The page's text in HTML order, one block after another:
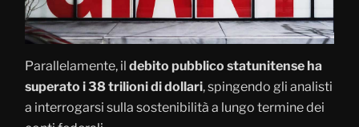
Parallelamente, il debito pubblico statunitense ha
superato i 38 trilioni di dollari, spingendo gli analisti
a interrogarsi sulla sostenibilità a lungo termine dei